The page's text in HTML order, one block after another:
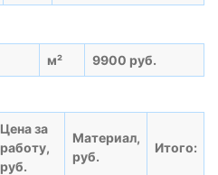
м² 9900 руб.
Цена за
работу,
руб.
Материал,
руб.
Итого: